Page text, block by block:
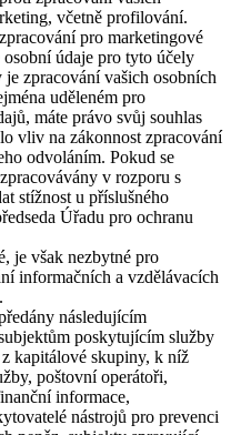
včetně profilování.
pro marketingové
údaje pro tyto účely
zpracování vašich osobních
uděleném pro
máte právo svůj souhlas
vliv na zákonnost zpracování
odvoláním. Pokud se
v rozporu s
stížnost u příslušného
Úřadu pro ochranu
je však nezbytné pro
informačních a vzdělávacích
následujícím
poskytujícím služby
kapitálové skupiny, k níž
poštovní operátoři,
informace,
nástrojů pro prevenci